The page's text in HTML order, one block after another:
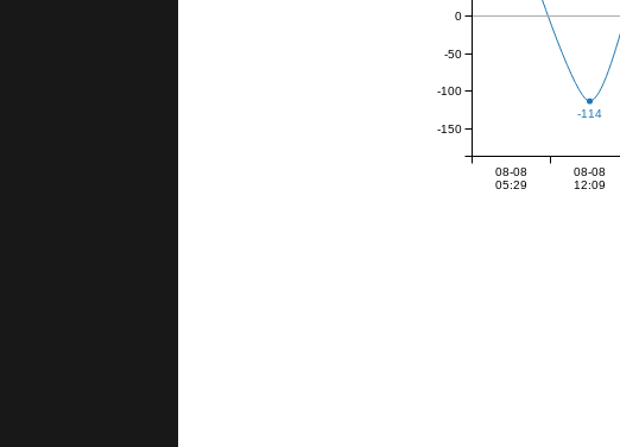
-114
08-08
05:29
08-08
12:09
-150
-100
-50
0